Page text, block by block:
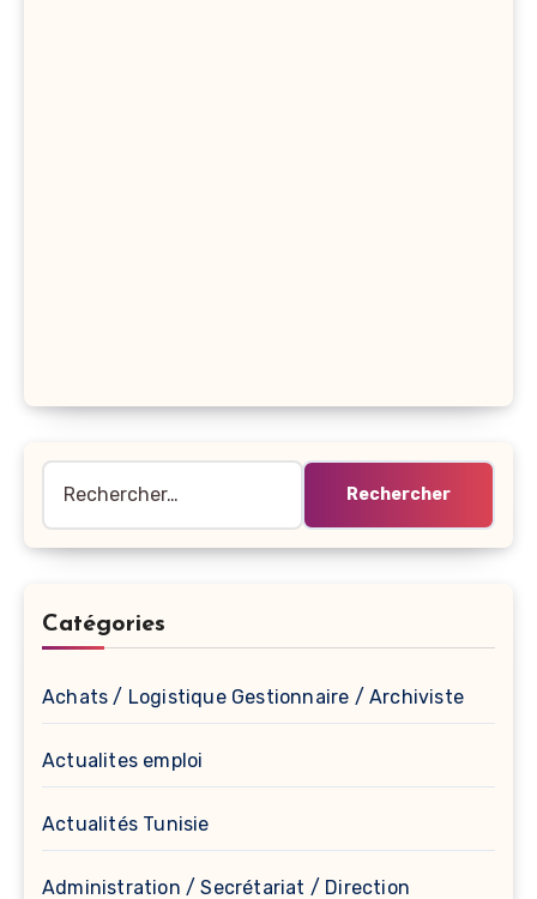
Catégories
Achats / Logistique Gestionnaire / Archiviste
Actualites emploi
Actualités Tunisie
Administration / Secrétariat / Direction